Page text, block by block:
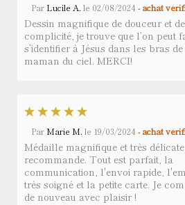
Par Lucile A. le 02/08/2024 - achat
Dessin magnifique de douceur et de
complicité, je trouve que l’on peut
s’identifier à Jésus dans les bras
maman du ciel. MERCI!
Par Marie M. le 19/03/2024 - achat
Médaille magnifique et très
recommande. Tout est parfait, la
communication, l'envoi rapide,
très soigné et la petite carte. Je
de nouveau avec plaisir !